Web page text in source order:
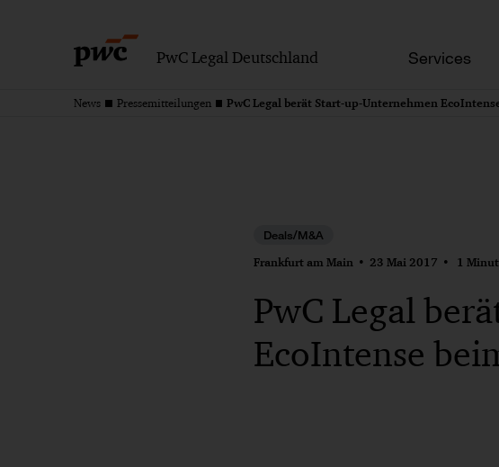
PwC Legal Deutschland Services
News Pressemitteilungen
Deals/M&A
Frankfurt am Main 23 Mai 2017 1
PwC Legal
EcoIntense